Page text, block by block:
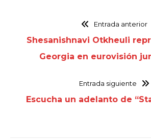
Entrada anterior
Shesanishnavi Otkheuli
Georgia en eurovisión
Entrada siguiente
Escucha un adelanto de